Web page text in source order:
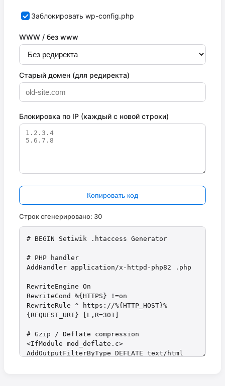
Заблокировать wp-config.php
WWW / без www
Старый домен (для редиректа)
Блокировка по IP (каждый с новой строки)
Копировать код
Строк сгенерировано: 30